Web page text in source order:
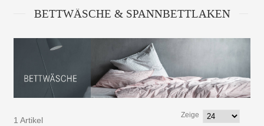
BETTWÄSCHE & SPANNBETTLAKEN
1 Artikel
Zeige